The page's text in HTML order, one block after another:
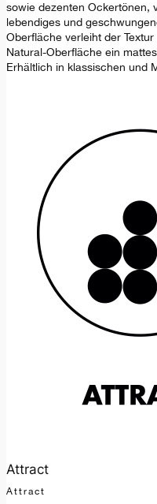
sowie dezenten Ockertönen,
lebendiges und
Oberfläche verleiht der
Natural-Oberfläche ein
Erhältlich in klassischen und
Attract
Attract